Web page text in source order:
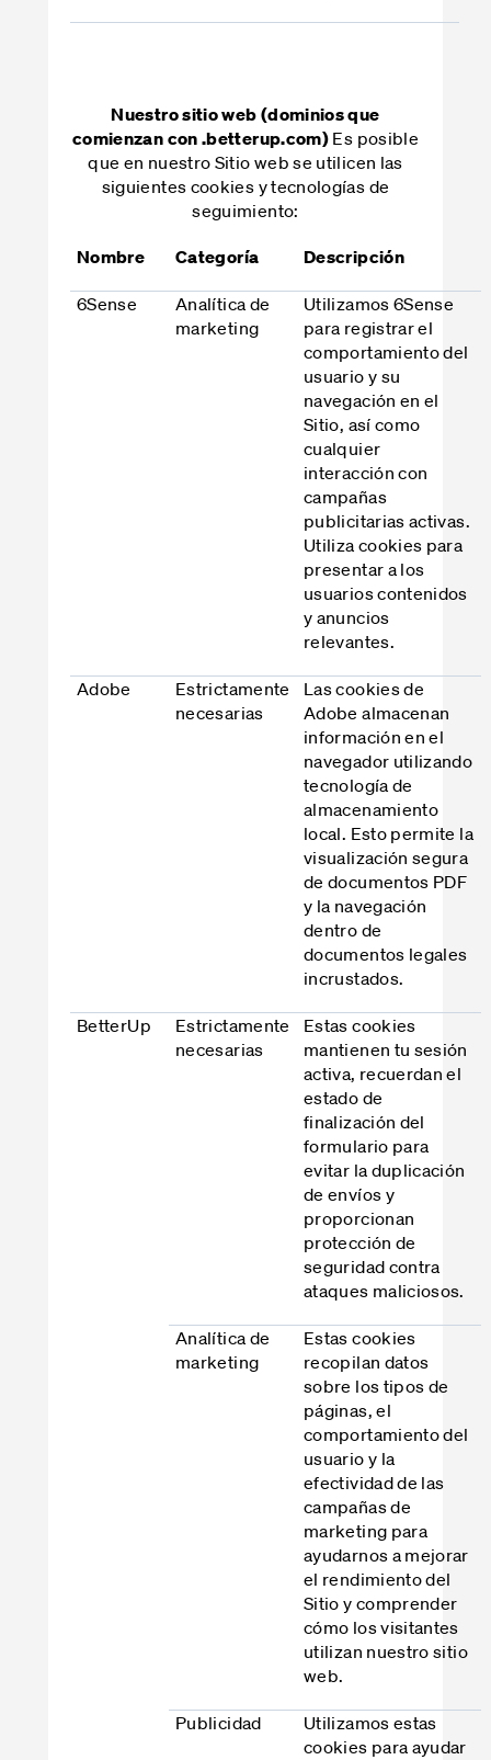
Nuestro sitio web (dominios que
comienzan con .betterup.com) Es posible
que en nuestro Sitio web se utilicen las
siguientes cookies y tecnologías de
seguimiento:
Nombre Categoría Descripción
6Sense
Analítica de
marketing
Utilizamos 6Sense
para registrar el
comportamiento del
usuario y su
navegación en el
Sitio, así como
cualquier
interacción con
campañas
publicitarias activas.
Utiliza cookies para
presentar a los
usuarios contenidos
y anuncios
relevantes.
Adobe
Estrictamente
necesarias
Las cookies de
Adobe almacenan
información en el
navegador utilizando
tecnología de
almacenamiento
local. Esto permite la
visualización segura
de documentos PDF
y la navegación
dentro de
documentos legales
incrustados.
BetterUp
Estrictamente
necesarias
Estas cookies
mantienen tu sesión
activa, recuerdan el
estado de
finalización del
formulario para
evitar la duplicación
de envíos y
proporcionan
protección de
seguridad contra
ataques maliciosos.
Analítica de
marketing
Estas cookies
recopilan datos
sobre los tipos de
páginas, el
comportamiento del
usuario y la
efectividad de las
campañas de
marketing para
ayudarnos a mejorar
el rendimiento del
Sitio y comprender
cómo los visitantes
utilizan nuestro sitio
web.
Publicidad
Utilizamos estas
cookies para ayudar